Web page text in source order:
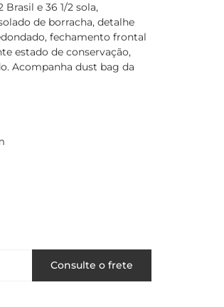
e 36 1/2 sola,
de borracha, detalhe
fechamento frontal
estado de conservação,
Acompanha dust bag da
Consulte o frete